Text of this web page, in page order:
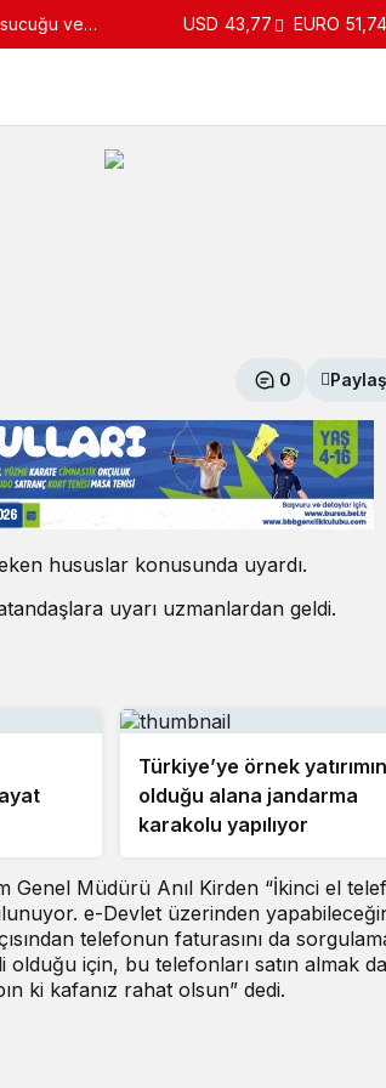
ve USD 43,77 EURO 51,74
0 Paylaş
hususlar konusunda uyardı.
uyarı uzmanlardan geldi.
Türkiye’ye örnek yatırımın
olduğu alana jandarma
karakolu yapılıyor
Genel Müdürü Anıl Kirden “İkinci el
e-Devlet üzerinden
telefonun faturasını da
olduğu için, bu telefonları satın almak
ki kafanız rahat olsun” dedi.